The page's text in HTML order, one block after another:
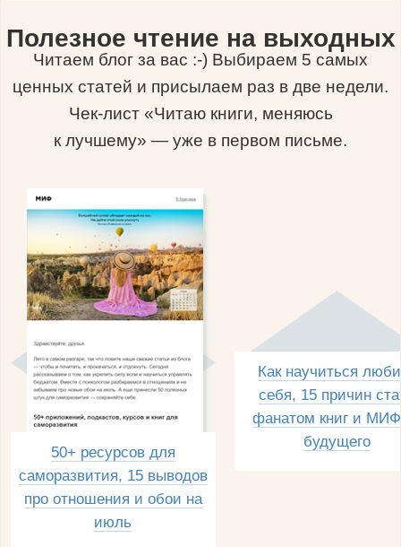
Полезное чтение на выходных
Читаем блог за вас :-) Выбираем 5 самых
ценных статей и присылаем раз в две недели.
Чек-лист «Читаю книги, меняюсь
к лучшему» — уже в первом письме.
50+ ресурсов для
саморазвития, 15 выводов
про отношения и обои на
июль
Как научиться
себя, 15 причин
фанатом книг и
будущего